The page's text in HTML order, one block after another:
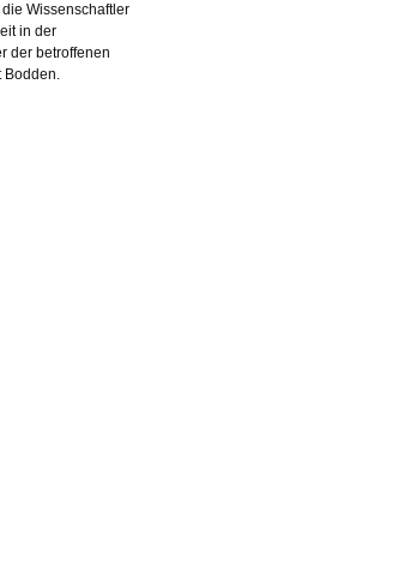
Wissenschaftler
in der
der betroffenen
Bodden.